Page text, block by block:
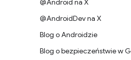
@Android na X
@AndroidDev na X
Blog o Androidzie
Blog o bezpieczeństwie w